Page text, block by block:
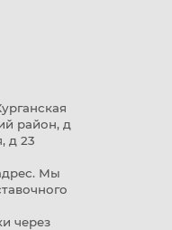
район, д
д 23
Мы
через